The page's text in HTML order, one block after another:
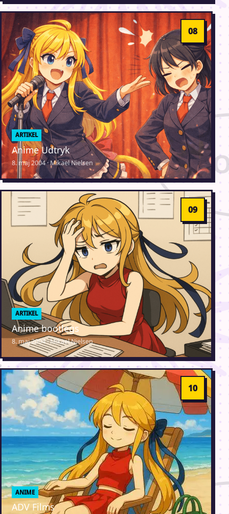
ARTIKEL
Anime Udtryk
8. maj 2004 · Mikael Nielsen
ARTIKEL
Anime bootlegs
8. maj 2004 · Mikael Nielsen
ANIME
ADV Films